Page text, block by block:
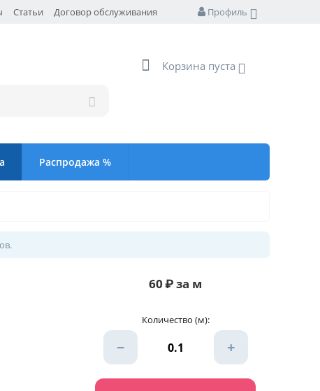
Профиль
Статьи Договор обслуживания
Корзина пуста
Распродажа %
60₽за м
Количество (м):
− +